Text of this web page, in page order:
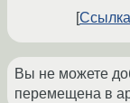
Ссылка
Вы не можете
перемещена в